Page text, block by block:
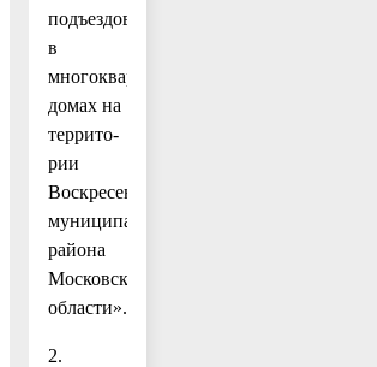
подъездов
в
многоквартирных
домах на
террито-
рии
Воскресенского
муниципального
района
Московской
области».
2.